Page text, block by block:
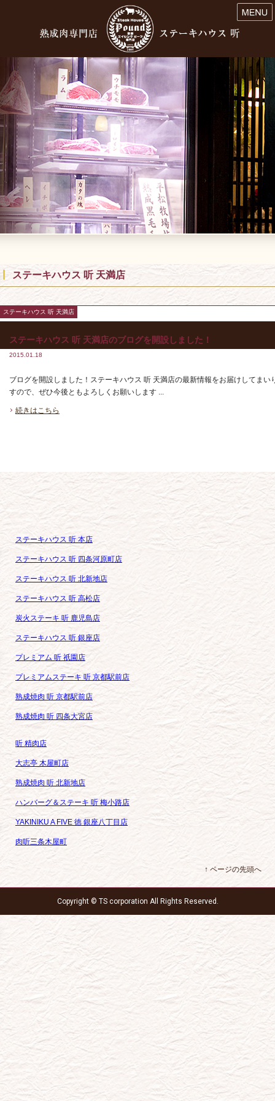
ステーキハウス 听 天満店
ステーキハウス 听 天満店
ステーキハウス 听 天満店のブログを開設しました！
2015.01.18
ブログを開設しました！ステーキハウス 听 天満店の最新情報をお届けしてまい
すので、ぜひ今後ともよろしくお願いします ...
続きはこちら
ステーキハウス 听 本店
ステーキハウス 听 四条河原町店
ステーキハウス 听 北新地店
ステーキハウス 听 高松店
炭火ステーキ 听 鹿児島店
ステーキハウス 听 銀座店
プレミアム 听 祇園店
プレミアムステーキ 听 京都駅前店
熟成焼肉 听 京都駅前店
熟成焼肉 听 四条大宮店
听 精肉店
大志亭 木屋町店
熟成焼肉 听 北新地店
ハンバーグ＆ステーキ 听 梅小路店
YAKINIKU A FIVE 徳 銀座八丁目店
肉听三条木屋町
↑ ページの先頭へ
Copyright © TS corporation All Rights Reserved.